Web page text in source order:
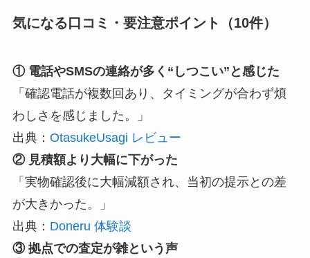
気になる口コミ・要注意ポイント（10件）
① 電話やSMSの連絡が多く“しつこい”と感じた
「確認電話が複数回あり、タイミングが合わず煩
わしさを感じました。」
出典： OtasukeUsagi レビュー
② 見積額より大幅に下がった
「実物確認後に大幅減額され、当初の提示との差
が大きかった。」
出典： Doneru 体験談
③ 拠点での査定が雑という声